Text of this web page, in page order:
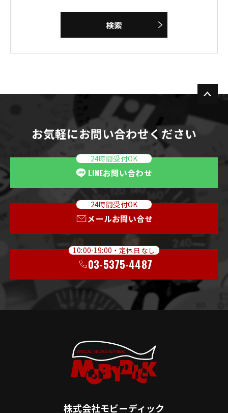
検索
お気軽にお問い合わせください
24時間受付OK
LINEお問い合わせ
24時間受付OK
メールお問い合せ
10:00-19:00・定休日なし
03-5375-4487
株式会社モビーディック